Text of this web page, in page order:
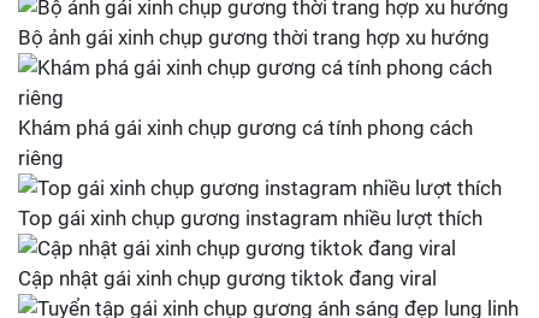
Bộ ảnh gái xinh chụp gương thời trang hợp xu hướng
Khám phá gái xinh chụp gương cá tính phong cách
riêng
Top gái xinh chụp gương instagram nhiều lượt thích
Cập nhật gái xinh chụp gương tiktok đang viral